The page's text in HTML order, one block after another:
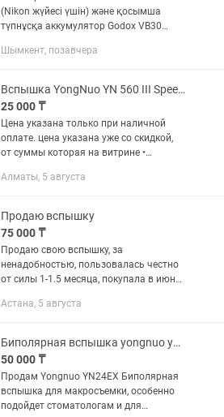
(Nikon жүйесі үшін) және қосымша
түпнұсқа аккумулятор Godox VB30
жақсы, мінсіз атқарады. Лампасы
Шымкент, позавчера
Вспышка YongNuo YN 560 III Speedlite Рассрочка Магазин Red Geek
25 000 ₸
Цена указана только при наличной
оплате. цена указана уже со скидкой,
от суммы которая на витрине •
Гарантия -30 дней • Вспышка YongNuo
Алматы, 5 августа
Продаю вспышку
75 000 ₸
Продаю свою вспышку, за
ненадобностью, пользовалась честно
от силы 1-1.5 месяца, покупала в июне,
идеальном состоянии Я уже не
и...
Астана, 5 августа
Биполярная вспышка yongnuo yn24ex
50 000 ₸
Продам Yongnuo YN24EX Биполярная
вспышка для макросъемки, особенно
подойдет стоматологам и для